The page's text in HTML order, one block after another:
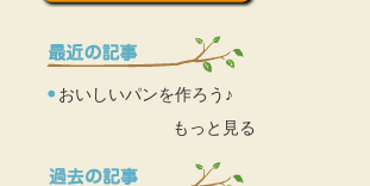
おいしいパンを作ろう♪
もっと見る